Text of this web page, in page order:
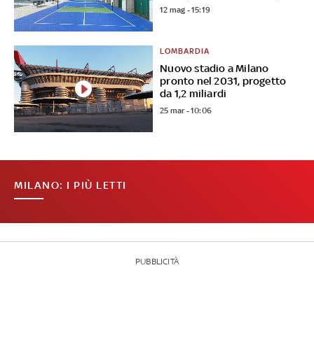
12 mag - 15:19
Nuovo stadio a Milano
pronto nel 2031, progetto
da 1,2 miliardi
LOMBARDIA
25 mar - 10:06
MILANO: I PIÙ LETTI
PUBBLICITÀ